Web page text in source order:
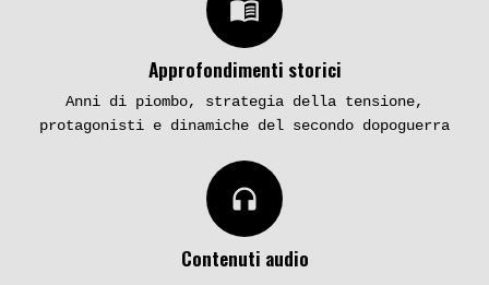
menu_book
Approfondimenti storici
Anni di piombo, strategia della tensione,
protagonisti e dinamiche del secondo dopoguerra
headphones
Contenuti audio